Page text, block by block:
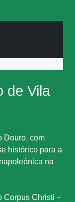
de Vila
Douro, com
histórico para a
na
Corpus Christi –